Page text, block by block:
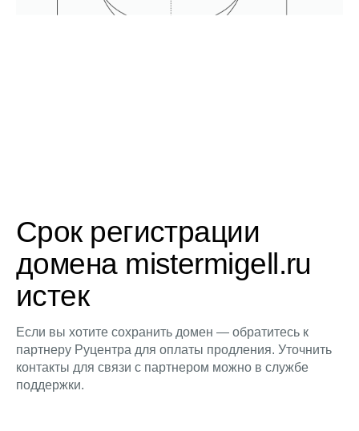
Срок регистрации
домена mistermigell.ru
истек
Если вы хотите сохранить домен — обратитесь к
партнеру Руцентра для оплаты продления. Уточнить
контакты для связи с партнером можно в службе
поддержки.